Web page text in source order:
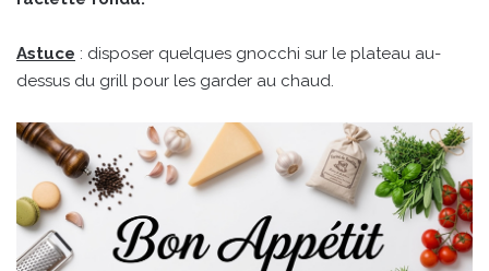
Astuce : disposer quelques gnocchi sur le plateau au-
dessus du grill pour les garder au chaud.